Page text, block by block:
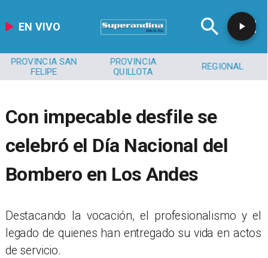
EN VIVO
PROVINCIA SAN
FELIPE
PROVINCIA
QUILLOTA
REGIONAL
Con impecable desfile se
celebró el Día Nacional del
Bombero en Los Andes
​Destacando la vocación, el profesionalismo y el
legado de quienes han entregado su vida en actos
de servicio.